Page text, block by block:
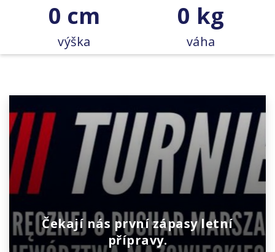
0 cm
výška
0 kg
váha
Čekají nás první zápasy letní
přípravy.